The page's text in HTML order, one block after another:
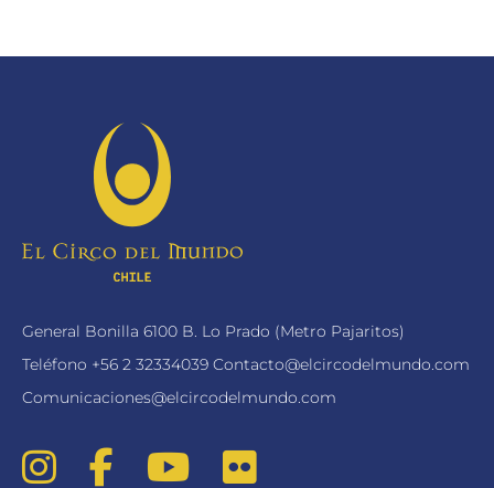
General Bonilla 6100 B. Lo Prado (Metro Pajaritos)
Teléfono +56 2 32334039 Contacto@elcircodelmundo.com
Comunicaciones@elcircodelmundo.com